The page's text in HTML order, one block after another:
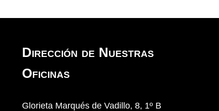
Dirección de Nuestras
Oficinas
Glorieta Marqués de Vadillo, 8, 1º B